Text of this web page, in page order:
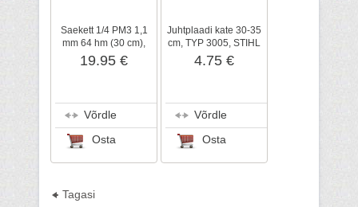
Saekett 1/4 PM3 1,1
mm 64 hm (30 cm),
STIHL
19.95 €
Võrdle
Osta
Juhtplaadi kate 30-35
cm, TYP 3005, STIHL
4.75 €
Võrdle
Osta
Tagasi